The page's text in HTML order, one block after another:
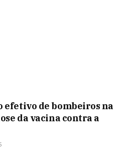
efetivo de bombeiros na
da vacina contra a